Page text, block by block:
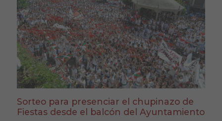
Sorteo para presenciar el chupinazo de
Fiestas desde el balcón del Ayuntamiento